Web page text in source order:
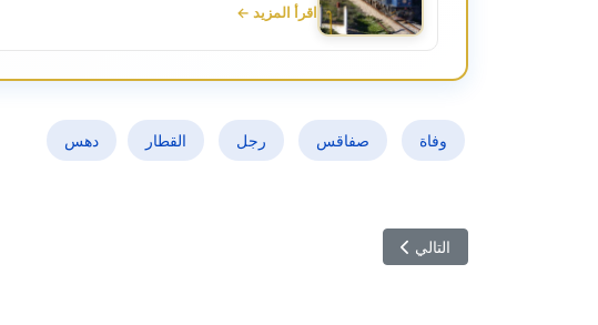
اقرأ المزيد ←
وفاة صفاقس رجل القطار دهس
المقال التالي: مهرجان طبرقة للقمامة في دورته الأولى
التالي